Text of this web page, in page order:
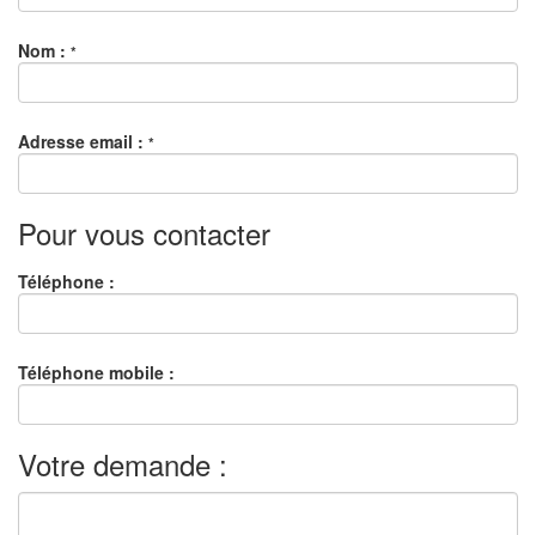
Nom : *
Adresse email : *
Pour vous contacter
Téléphone :
Téléphone mobile :
Votre demande :